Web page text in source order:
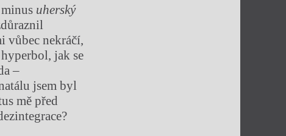
uherský
vůbec nekráčí,
jak se
–
jsem byl
mě před